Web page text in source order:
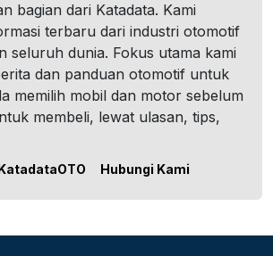
bagian dari Katadata. Kami
terbaru dari industri otomotif
seluruh dunia. Fokus utama kami
dan panduan otomotif untuk
memilih mobil dan motor sebelum
membeli, lewat ulasan, tips,
Hubungi Kami